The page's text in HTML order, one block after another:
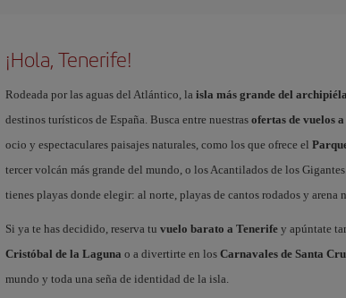
¡Hola, Tenerife!
Rodeada por las aguas del Atlántico, la isla más grande del
destinos turísticos de España. Busca entre nuestras ofertas de vuelos
ocio y espectaculares paisajes naturales, como los que ofrece el
tercer volcán más grande del mundo, o los Acantilados de los
tienes playas donde elegir: al norte, playas de cantos rodados y arena
Si ya te has decidido, reserva tu vuelo barato a Tenerifey apúntate
Cristóbal de la Laguna o a divertirte en los Carnavales de Santa
mundo y toda una seña de identidad de la isla.